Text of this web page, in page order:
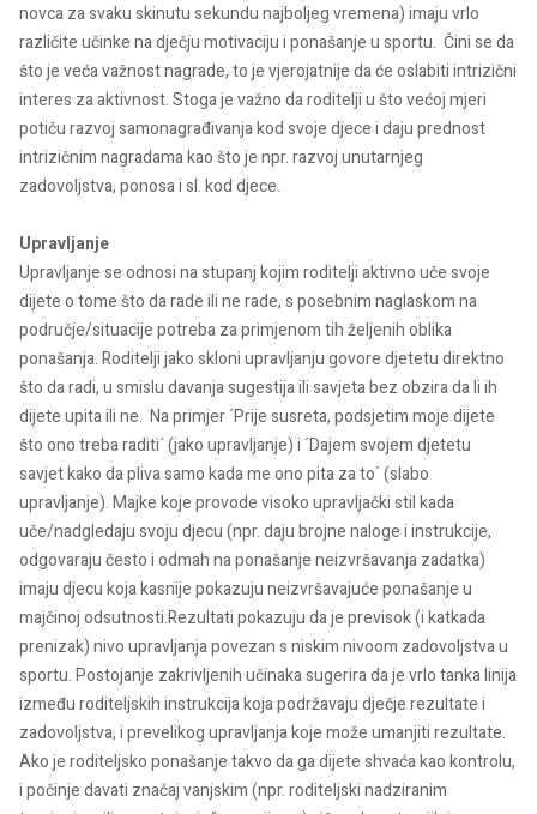
novca za svaku skinutu sekundu najboljeg vremena) imaju vrlo
različite učinke na dječju motivaciju i ponašanje u sportu. Čini se da
što je veća važnost nagrade, to je vjerojatnije da će oslabiti intrizični
interes za aktivnost. Stoga je važno da roditelji u što većoj mjeri
potiču razvoj samonagrađivanja kod svoje djece i daju prednost
intrizičnim nagradama kao što je npr. razvoj unutarnjeg
zadovoljstva, ponosa i sl. kod djece.
Upravljanje
Upravljanje se odnosi na stupanj kojim roditelji aktivno uče svoje
dijete o tome što da rade ili ne rade, s posebnim naglaskom na
područje/situacije potreba za primjenom tih željenih oblika
ponašanja. Roditelji jako skloni upravljanju govore djetetu direktno
što da radi, u smislu davanja sugestija ili savjeta bez obzira da li ih
dijete upita ili ne. Na primjer ´Prije susreta, podsjetim moje dijete
što ono treba raditi´ (jako upravljanje) i ´Dajem svojem djetetu
savjet kako da pliva samo kada me ono pita za to´ (slabo
upravljanje). Majke koje provode visoko upravljački stil kada
uče/nadgledaju svoju djecu (npr. daju brojne naloge i instrukcije,
odgovaraju često i odmah na ponašanje neizvršavanja zadatka)
imaju djecu koja kasnije pokazuju neizvršavajuće ponašanje u
majčinoj odsutnosti.Rezultati pokazuju da je previsok (i katkada
prenizak) nivo upravljanja povezan s niskim nivoom zadovoljstva u
sportu. Postojanje zakrivljenih učinaka sugerira da je vrlo tanka linija
između roditeljskih instrukcija koja podržavaju dječje rezultate i
zadovoljstva, i prevelikog upravljanja koje može umanjiti rezultate.
Ako je roditeljsko ponašanje takvo da ga dijete shvaća kao kontrolu,
i počinje davati značaj vanjskim (npr. roditeljski nadziranim